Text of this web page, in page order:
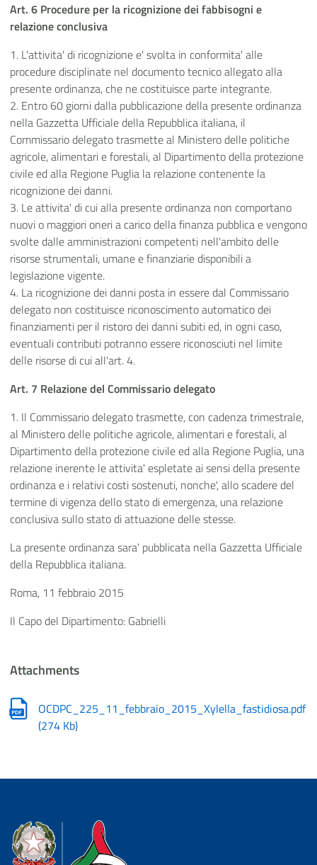
Art. 6 Procedure per la ricognizione dei fabbisogni e
relazione conclusiva
1. L'attivita' di ricognizione e' svolta in conformita' alle
procedure disciplinate nel documento tecnico allegato alla
presente ordinanza, che ne costituisce parte integrante.
2. Entro 60 giorni dalla pubblicazione della presente ordinanza
nella Gazzetta Ufficiale della Repubblica italiana, il
Commissario delegato trasmette al Ministero delle politiche
agricole, alimentari e forestali, al Dipartimento della protezione
civile ed alla Regione Puglia la relazione contenente la
ricognizione dei danni.
3. Le attivita' di cui alla presente ordinanza non comportano
nuovi o maggiori oneri a carico della finanza pubblica e vengono
svolte dalle amministrazioni competenti nell'ambito delle
risorse strumentali, umane e finanziarie disponibili a
legislazione vigente.
4. La ricognizione dei danni posta in essere dal Commissario
delegato non costituisce riconoscimento automatico dei
finanziamenti per il ristoro dei danni subiti ed, in ogni caso,
eventuali contributi potranno essere riconosciuti nel limite
delle risorse di cui all'art. 4.
Art. 7 Relazione del Commissario delegato
1. Il Commissario delegato trasmette, con cadenza trimestrale,
al Ministero delle politiche agricole, alimentari e forestali, al
Dipartimento della protezione civile ed alla Regione Puglia, una
relazione inerente le attivita' espletate ai sensi della presente
ordinanza e i relativi costi sostenuti, nonche', allo scadere del
termine di vigenza dello stato di emergenza, una relazione
conclusiva sullo stato di attuazione delle stesse.
La presente ordinanza sara' pubblicata nella Gazzetta Ufficiale
della Repubblica italiana.
Roma, 11 febbraio 2015
Il Capo del Dipartimento: Gabrielli
Attachments
OCDPC_225_11_febbraio_2015_Xylella_fastidiosa.pdf
(274 Kb)
Dipartimento della Protezione Civile